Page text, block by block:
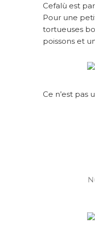
Cefalù est
Pour une
tortueuses
poissons et
Ce n’est pas